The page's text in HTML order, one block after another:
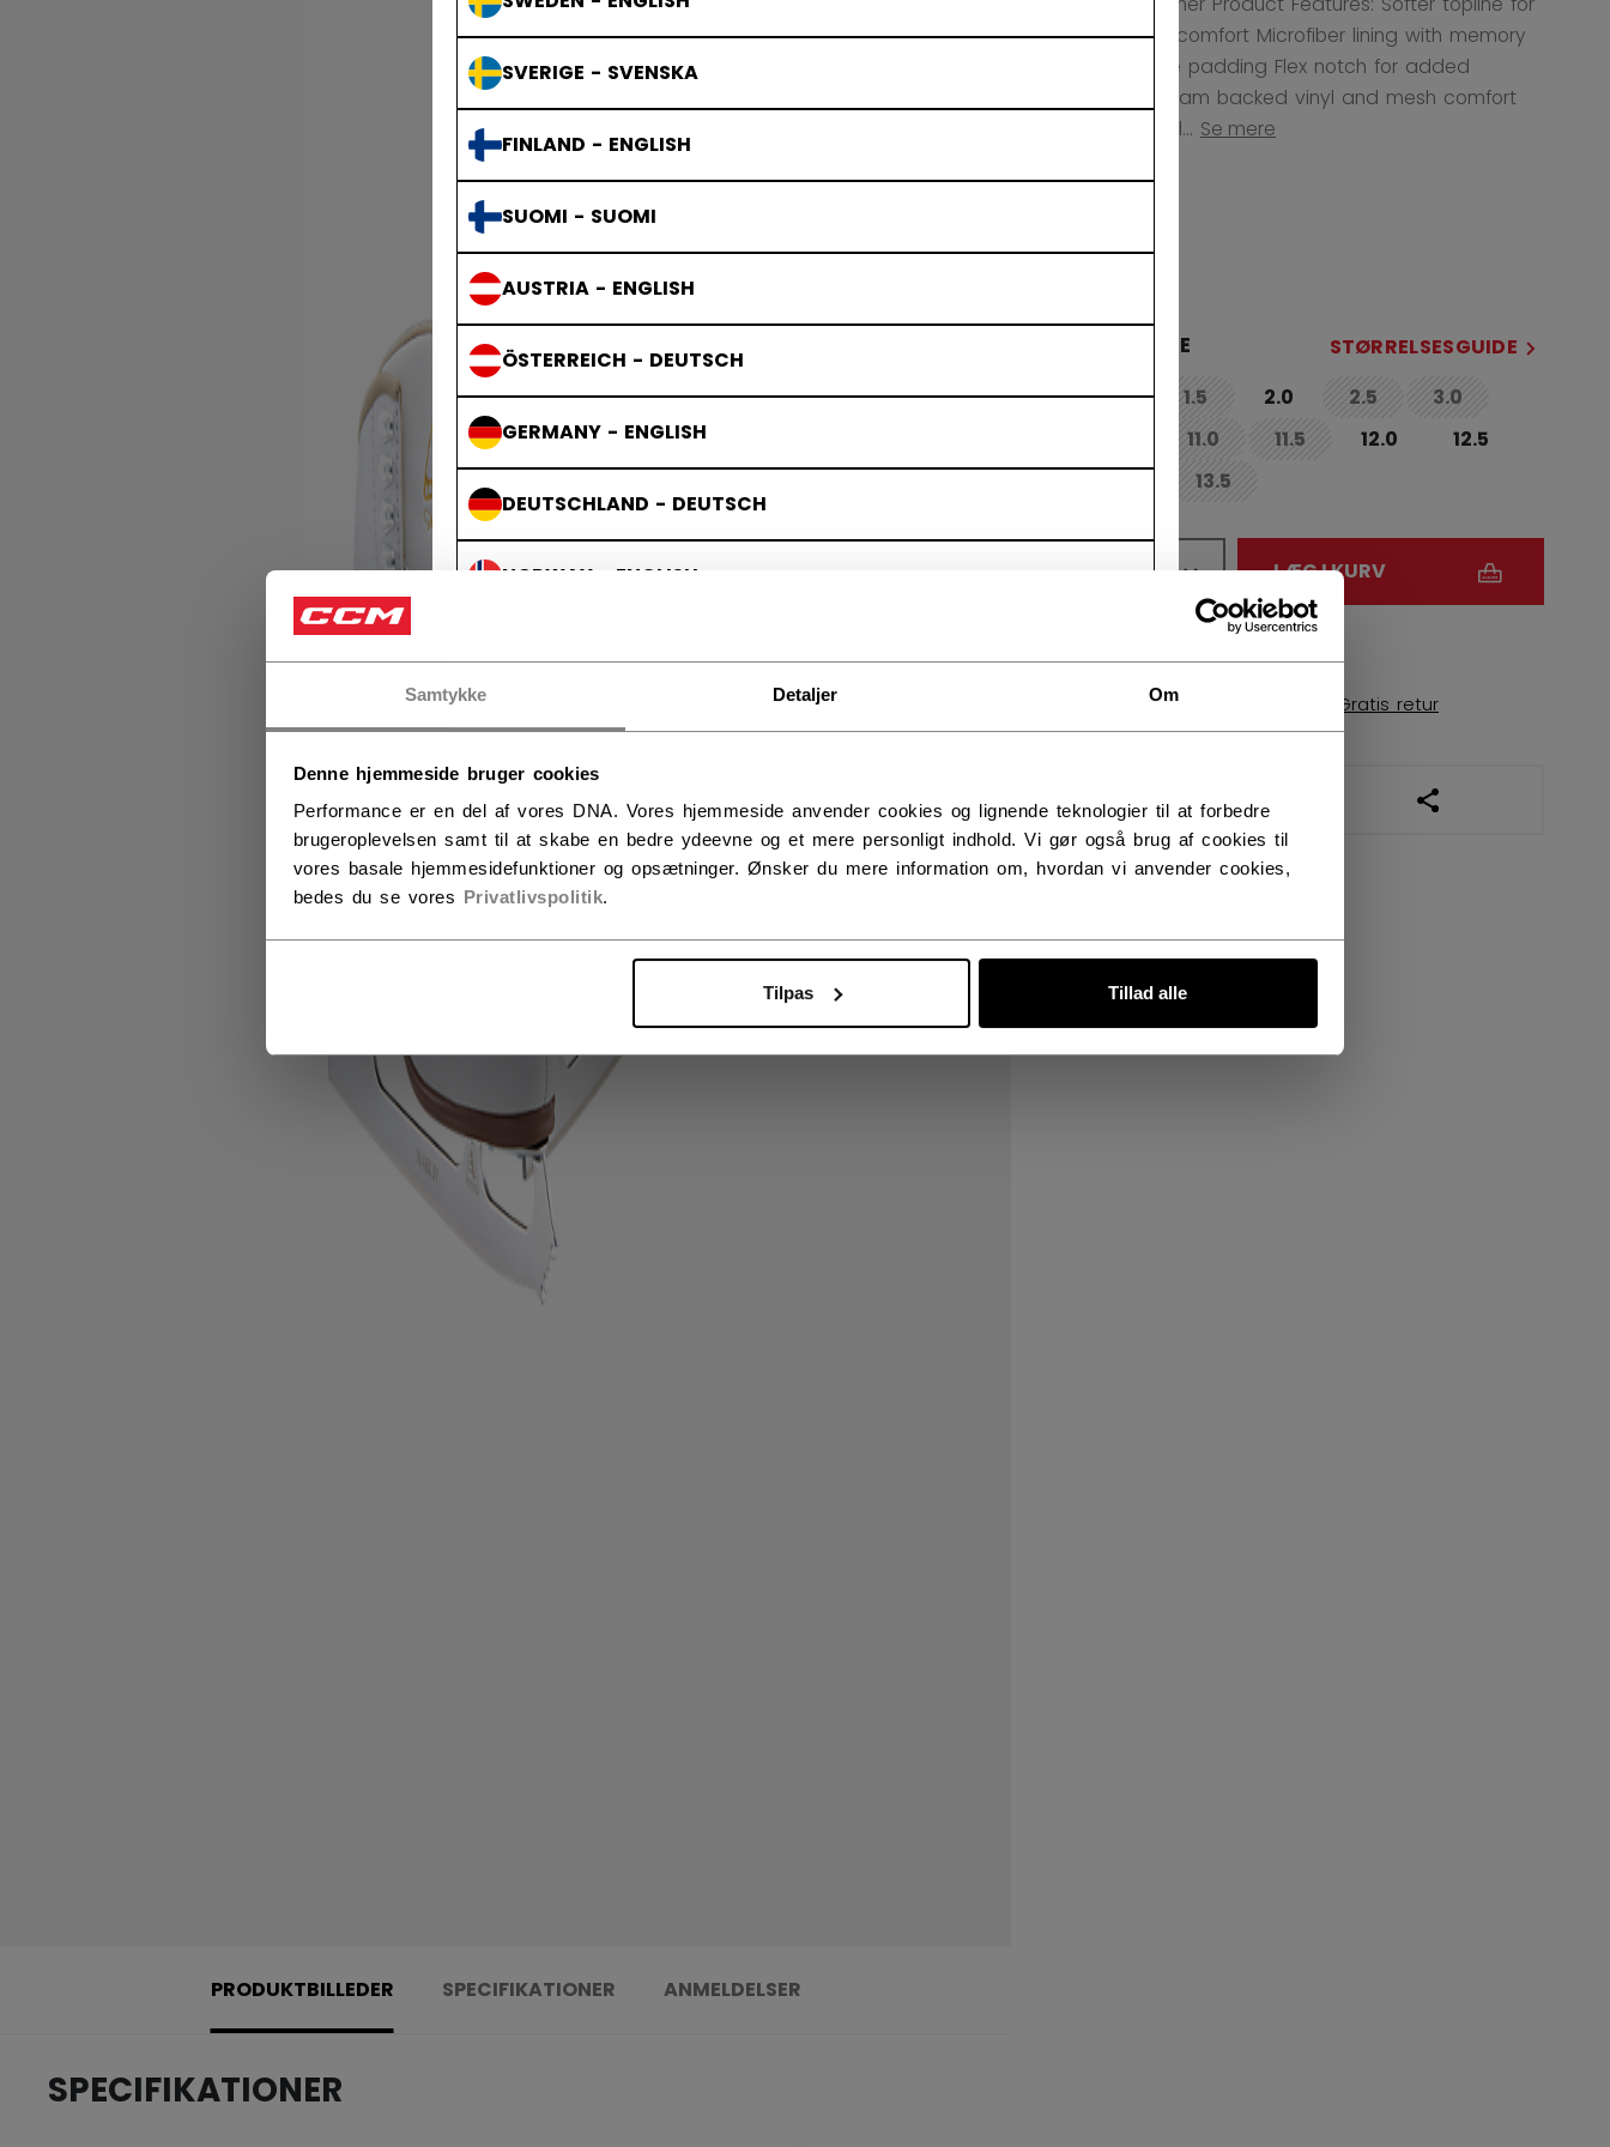
Samtykke Detaljer Om
Denne hjemmeside bruger cookies
Performance er en del af vores DNA. Vores hjemmeside anvender cookies og lignende teknologier til at forbedre
brugeroplevelsen samt til at skabe en bedre ydeevne og et mere personligt indhold. Vi gør også brug af cookies til
vores basale hjemmesidefunktioner og opsætninger. Ønsker du mere information om, hvordan vi anvender cookies,
bedes du se vores Privatlivspolitik.
Tilpas Tillad alle
SVERIGE - SVENSKA
FINLAND - ENGLISH
SUOMI - SUOMI
AUSTRIA - ENGLISH
ÖSTERREICH - DEUTSCH
GERMANY - ENGLISH
DEUTSCHLAND - DEUTSCH
NORWAY - ENGLISH
increased comfort Microfiber lining with memory
foam ankle padding Flex notch for added
flexibility Foam backed vinyl and mesh comfort
tongue Styl... Se mere
STØRRELSE
STØRRELSESGUIDE
1.0
not.available
1.5
not.available
2.0 2.5
not.available
3.0
not.available
not.available
11.0
not.available
11.5
not.available
12.0
12.5
13.5
not.available
LÆG I KURV
FIND I BUTIK
Leveringsvilkår Gratis retur
ÅBN SOCIALE
PRODUKTBILLEDER SPECIFIKATIONER ANMELDELSER
SPECIFIKATIONER